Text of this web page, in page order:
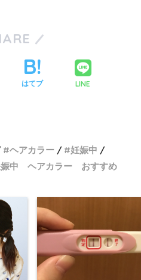
はてブ LINE
ヘアカラー
妊娠中
中 ヘアカラー おすすめ